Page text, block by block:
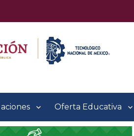
Oferta Educativa